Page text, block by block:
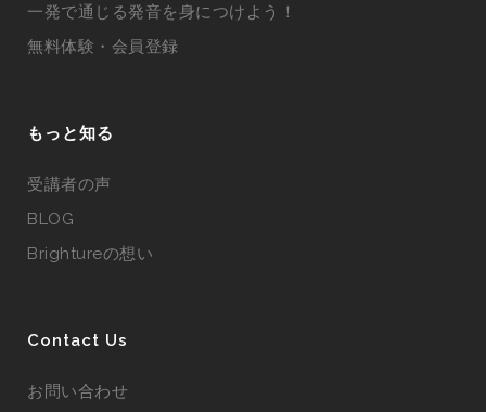
一発で通じる発音を身につけよう！
無料体験・会員登録
もっと知る
受講者の声
BLOG
Brightureの想い
Contact Us
お問い合わせ